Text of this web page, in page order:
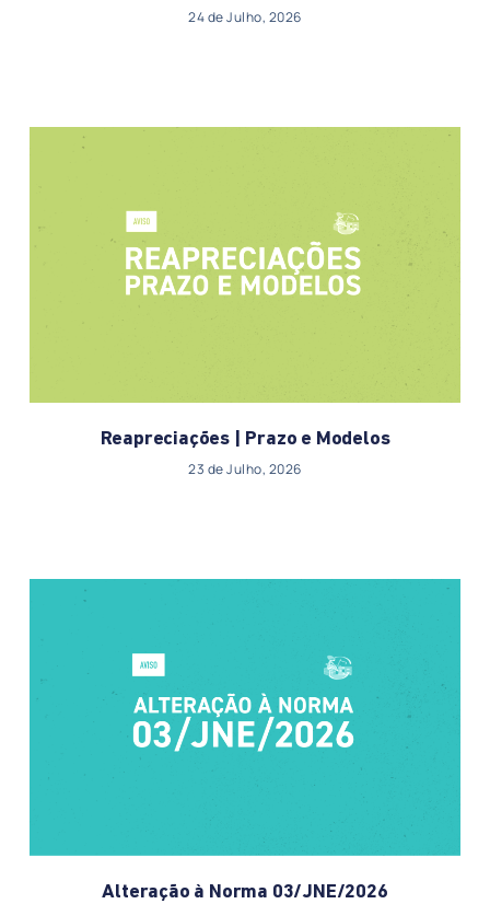
24 de Julho, 2026
Reapreciações | Prazo e Modelos
23 de Julho, 2026
Alteração à Norma 03/JNE/2026